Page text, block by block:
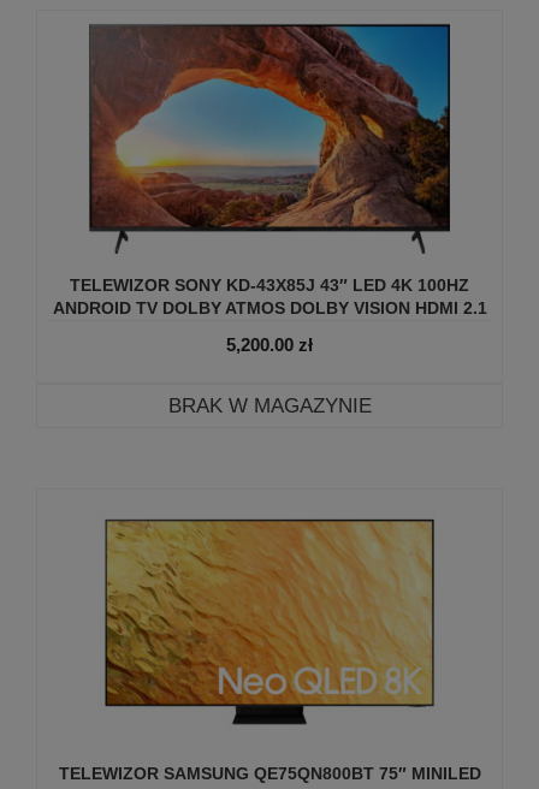
TELEWIZOR SONY KD-43X85J 43″ LED 4K 100HZ
ANDROID TV DOLBY ATMOS DOLBY VISION HDMI 2.1
5,200.00 zł
BRAK W MAGAZYNIE
TELEWIZOR SAMSUNG QE75QN800BT 75″ MINILED